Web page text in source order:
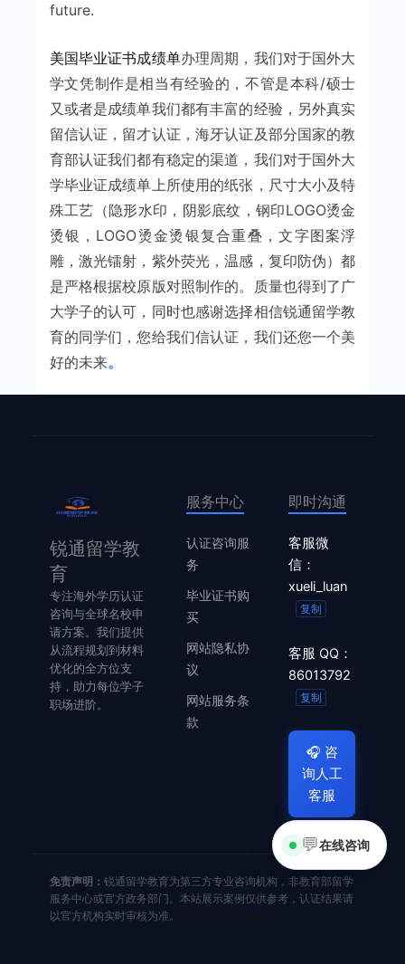
future.
美国毕业证书成绩单办理周期，我们对于国外大
学文凭制作是相当有经验的，不管是本科/硕士
又或者是成绩单我们都有丰富的经验，另外真实
留信认证，留才认证，海牙认证及部分国家的教
育部认证我们都有稳定的渠道，我们对于国外大
学毕业证成绩单上所使用的纸张，尺寸大小及特
殊工艺（隐形水印，阴影底纹，钢印LOGO烫金
烫银，LOGO烫金烫银复合重叠，文字图案浮
雕，激光镭射，紫外荧光，温感，复印防伪）都
是严格根据校原版对照制作的。质量也得到了广
大学子的认可，同时也感谢选择相信锐通留学教
育的同学们，您给我们信认证，我们还您一个美
好的未来。
锐通留学教
育
专注海外学历认证
咨询与全球名校申
请方案。我们提供
从流程规划到材料
优化的全方位支
持，助力每位学子
职场进阶。
服务中心
认证咨询服
务
毕业证书购
买
网站隐私协
议
网站服务条
款
即时沟通
客服微
信：
xueli_luan
复制
客服 QQ：
86013792
复制
🎧 咨
询人工
客服
免责声明： 锐通留学教育为第三方专业咨询机构，非教育部留学
服务中心或官方政务部门。本站展示案例仅供参考，认证结果请
以官方机构实时审核为准。
💬在线咨询